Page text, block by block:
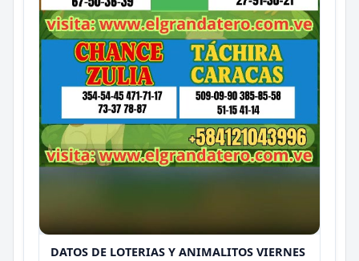
DATOS DE LOTERIAS Y ANIMALITOS VIERNES